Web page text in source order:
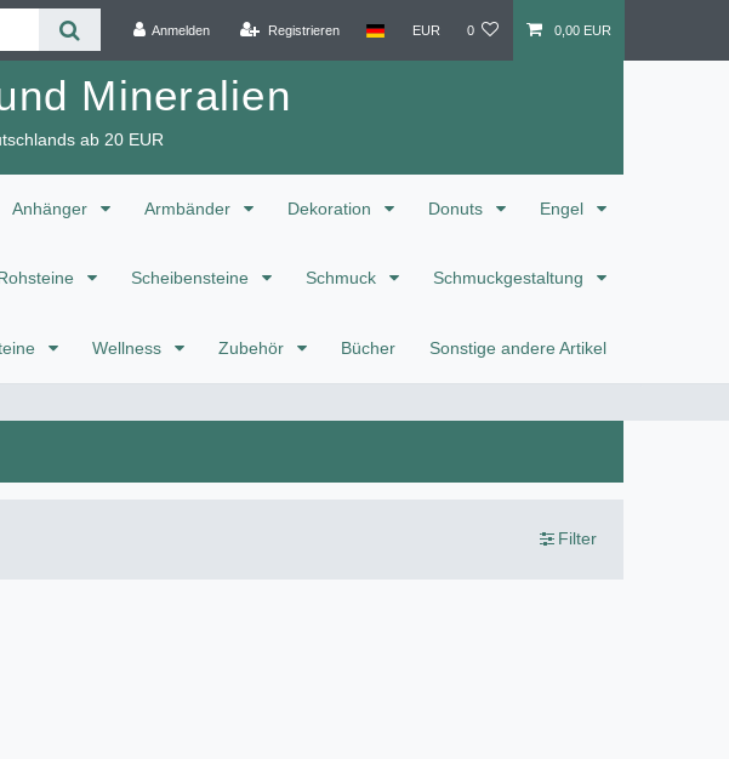
Anmelden Registrieren EUR 0 0,00 EUR
Mineralien
ab 20 EUR
Anhänger Armbänder Dekoration Donuts Engel
Scheibensteine Schmuck Schmuckgestaltung
Wellness Zubehör Bücher Sonstige andere Artikel
Filter